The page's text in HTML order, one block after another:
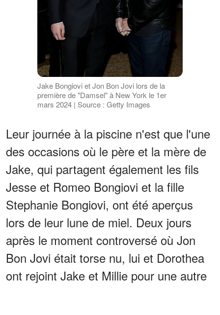
Jake Bongiovi et Jon Bon Jovi lors de la
première de "Damsel" à New York le 1er
mars 2024 | Source : Getty Images
Leur journée à la piscine n'est que l'une
des occasions où le père et la mère de
Jake, qui partagent également les fils
Jesse et Romeo Bongiovi et la fille
Stephanie Bongiovi, ont été aperçus
lors de leur lune de miel. Deux jours
après le moment controversé où Jon
Bon Jovi était torse nu, lui et Dorothea
ont rejoint Jake et Millie pour une autre